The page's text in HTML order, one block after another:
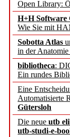
Open Library:
H+H Software
Wie Sie mit
Sobotta Atlas
in der
bibliotheca:
Ein rundes
Eine
Automatisierte
Gütersloh
Die neue utb
utb-studi-e-
und